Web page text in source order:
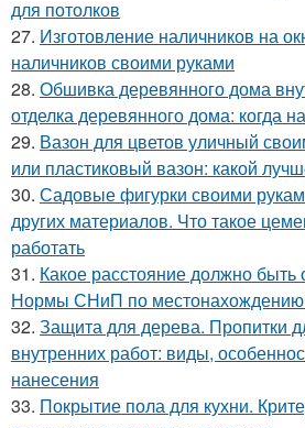
для потолков
27. Изготовление наличников на
наличников своими руками
28. Обшивка деревянного дома
отделка деревянного дома: когда
29. Вазон для цветов уличный
или пластиковый вазон: какой
30. Садовые фигурки своими
других материалов. Что такое
работать
31. Какое расстояние должно быть
Нормы СНиП по местонахождению
32. Защита для дерева. Пропитки
внутренних работ: виды,
нанесения
33. Покрытие пола для кухни.